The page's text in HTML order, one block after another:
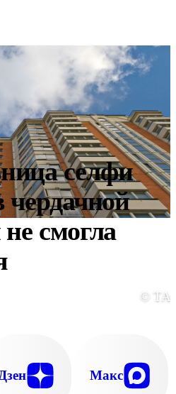
селфи
чердачной
смогла
©
Дзен Макс